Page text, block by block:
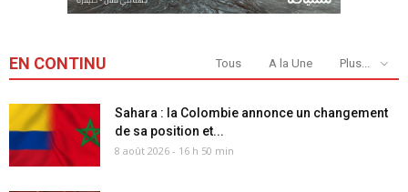
EN CONTINU Tous A la Une Plus...
Sahara : la Colombie annonce un changement
de sa position et...
8 août 2026 - 16 h 50 min